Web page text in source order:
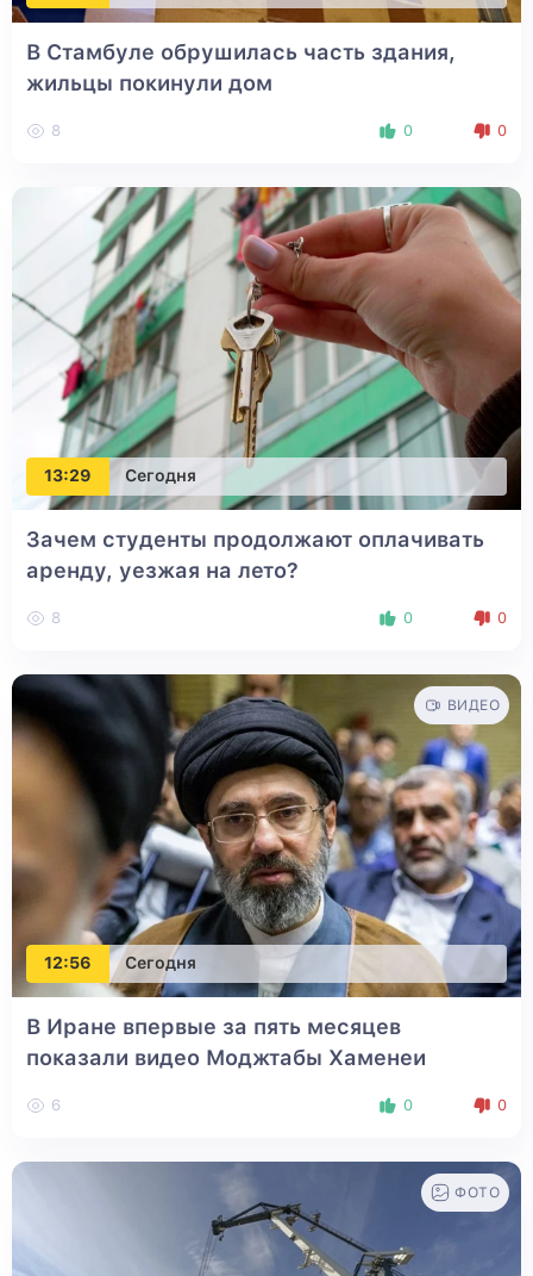
В Стамбуле обрушилась часть здания,
жильцы покинули дом
8 0 0
13:29 Сегодня
Зачем студенты продолжают оплачивать
аренду, уезжая на лето?
8 0 0
12:56 Сегодня
ВИДЕО
В Иране впервые за пять месяцев
показали видео Моджтабы Хаменеи
6 0 0
ФОТО